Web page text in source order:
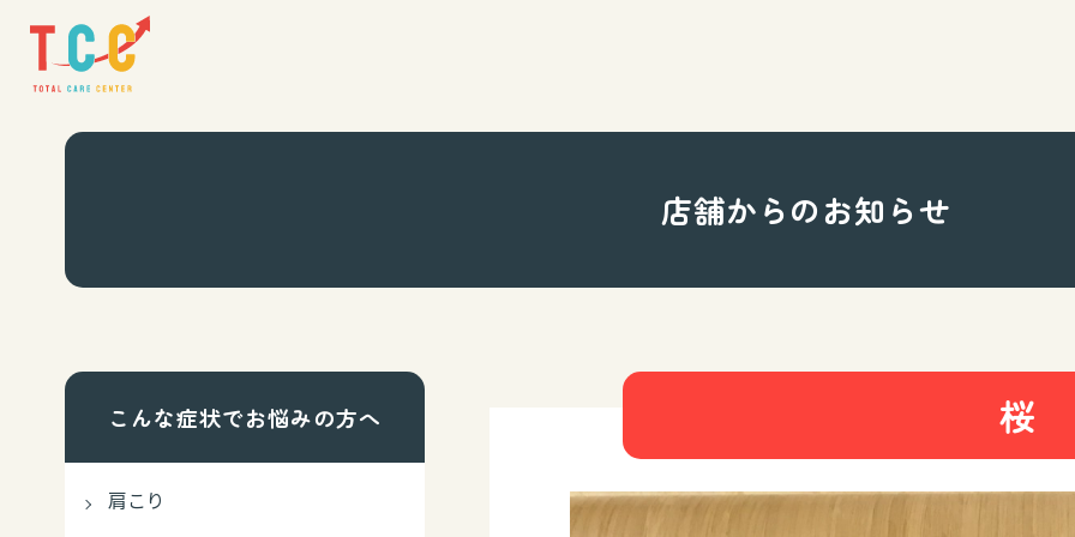
店舗からのお知らせ
桜
こんな症状でお悩みの方へ
肩こり